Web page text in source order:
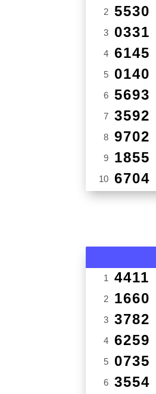
2 5530
3 0331
4 6145
5 0140
6 5693
7 3592
8 9702
9 1855
10 6704
1 4411
2 1660
3 3782
4 6259
5 0735
6 3554